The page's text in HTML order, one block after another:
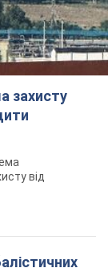
захисту
від